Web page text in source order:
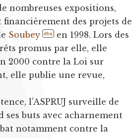
nombreuses expositions,
des projets de
Soubey dhs
en 1998. Lors des
promus par elle, elle
2000 contre la Loi sur
elle publie une revue,
l'ASPRUJ surveille de
buts avec acharnement
notamment contre la